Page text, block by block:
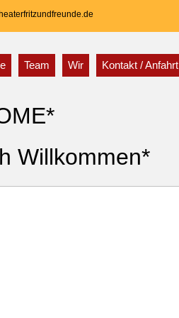
Team Wir Kontakt / Anfahrt
Willkommen*